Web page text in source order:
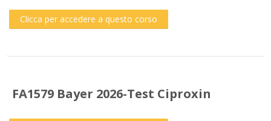
Clicca per accedere a questo corso
FA1579 Bayer 2026-Test Ciproxin